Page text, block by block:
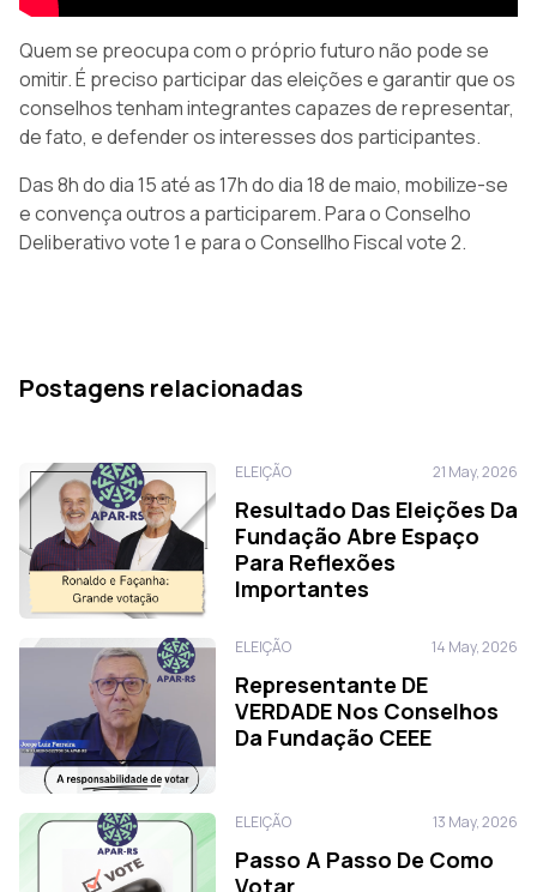
Quem se preocupa com o próprio futuro não pode se
omitir. É preciso participar das eleições e garantir que os
conselhos tenham integrantes capazes de representar,
de fato, e defender os interesses dos participantes.
Das 8h do dia 15 até as 17h do dia 18 de maio, mobilize-se
e convença outros a participarem. Para o Conselho
Deliberativo vote 1 e para o Consellho Fiscal vote 2.
Postagens relacionadas
ELEIÇÃO 21 May, 2026
Resultado Das Eleições Da
Fundação Abre Espaço
Para Reflexões
Importantes
ELEIÇÃO 14 May, 2026
Representante DE
VERDADE Nos Conselhos
Da Fundação CEEE
ELEIÇÃO 13 May, 2026
Passo A Passo De Como
Votar